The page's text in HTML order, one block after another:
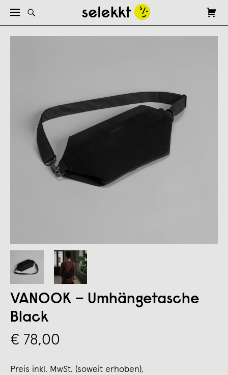
VANOOK – Umhängetasche
Black
€ 78,00
Preis inkl. MwSt. (soweit erhoben),